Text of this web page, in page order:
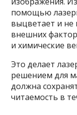
помощью
выцветает и
внешних
и химические
Это делает
решением для
должна
читаемость в